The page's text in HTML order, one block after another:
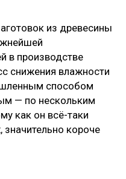
из древесины
в производстве
снижения влажности
способом
— по нескольким
как он всё-таки
короче